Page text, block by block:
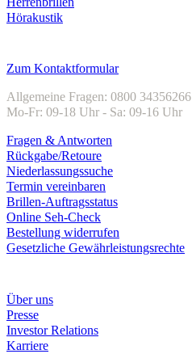
Hörakustik
Zum Kontaktformular
Allgemeine Fragen: 0800 34356266
Mo-Fr: 09-18 Uhr - Sa: 09-16 Uhr
Fragen & Antworten
Rückgabe/Retoure
Niederlassungssuche
Termin vereinbaren
Brillen-Auftragsstatus
Online Seh-Check
Bestellung widerrufen
Gesetzliche Gewährleistungsrechte
Über uns
Presse
Investor Relations
Karriere